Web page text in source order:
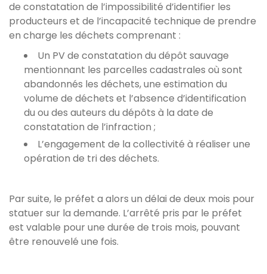
de constatation de l’impossibilité d’identifier les
producteurs et de l’incapacité technique de prendre
en charge les déchets comprenant :
Un PV de constatation du dépôt sauvage
mentionnant les parcelles cadastrales où sont
abandonnés les déchets, une estimation du
volume de déchets et l’absence d’identification
du ou des auteurs du dépôts à la date de
constatation de l’infraction ;
L’engagement de la collectivité à réaliser une
opération de tri des déchets.
Par suite, le préfet a alors un délai de deux mois pour
statuer sur la demande. L’arrêté pris par le préfet
est valable pour une durée de trois mois, pouvant
être renouvelé une fois.